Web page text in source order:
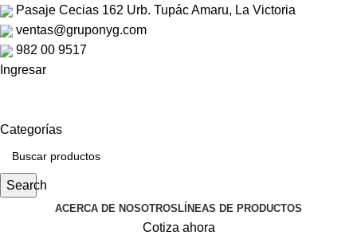
Pasaje Cecias 162 Urb. Tupác Amaru, La Victoria
ventas@gruponyg.com
982 00 9517
Ingresar
Categorías
Search
ACERCA DE NOSOTROS LÍNEAS DE PRODUCTOS
Cotiza ahora